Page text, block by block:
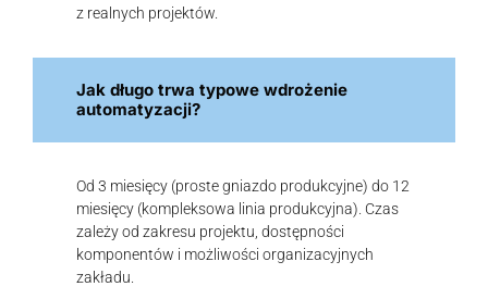
z realnych projektów.
Jak długo trwa typowe wdrożenie
automatyzacji?
Od 3 miesięcy (proste gniazdo produkcyjne) do 12
miesięcy (kompleksowa linia produkcyjna). Czas
zależy od zakresu projektu, dostępności
komponentów i możliwości organizacyjnych
zakładu.